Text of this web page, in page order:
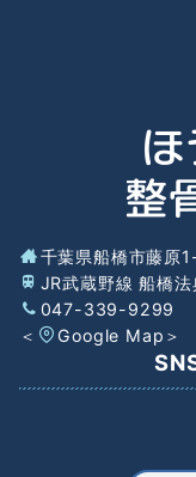
千葉県船橋市藤原
JR武蔵野線 船橋
047-339-9299
＜
Google Map ＞